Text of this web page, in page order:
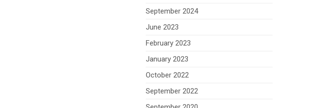
September 2024
June 2023
February 2023
January 2023
October 2022
September 2022